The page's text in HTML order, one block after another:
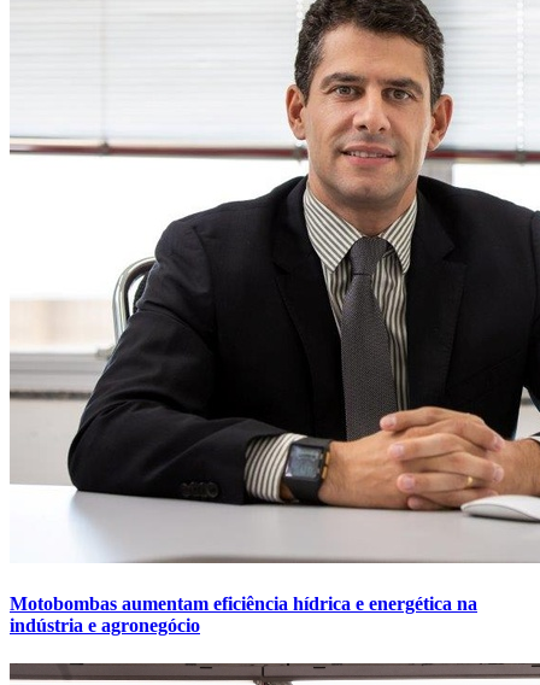
Motobombas aumentam eficiência hídrica e energética na
indústria e agronegócio